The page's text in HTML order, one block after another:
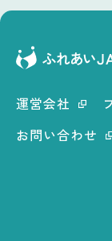
運営会社
お問い合わせ